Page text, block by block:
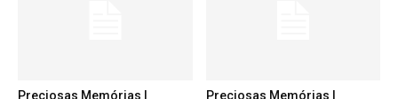
Preciosas Memórias |
Preciosas Memórias |